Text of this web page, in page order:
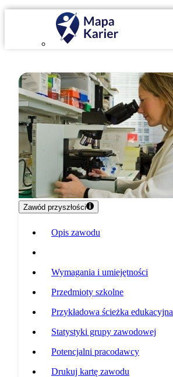
Zawód przyszłości
Opis zawodu
Wymagania i umiejętności
Przedmioty szkolne
Przykładowa ścieżka edukacyjna
Statystyki grupy zawodowej
Potencjalni pracodawcy
Drukuj kartę zawodu